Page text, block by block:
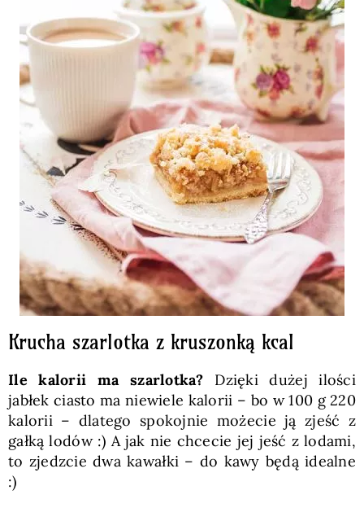
Krucha szarlotka z kruszonką kcal
Ile kalorii ma szarlotka? Dzięki dużej ilości
jabłek ciasto ma niewiele kalorii – bo w 100 g 220
kalorii – dlatego spokojnie możecie ją zjeść z
gałką lodów :) A jak nie chcecie jej jeść z lodami,
to zjedzcie dwa kawałki – do kawy będą idealne
:)